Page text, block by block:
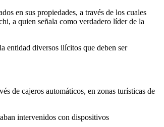
en sus propiedades, a través de los cuales
a quien señala como verdadero líder de la
entidad diversos ilícitos que deben ser
de cajeros automáticos, en zonas turísticas de
intervenidos con dispositivos